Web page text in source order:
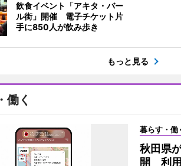
飲食イベント「アキタ・バー
ル街」開催 電子チケット片
手に850人が飲み歩き
もっと見る
働く
暮らす・働
秋田県
開 利用